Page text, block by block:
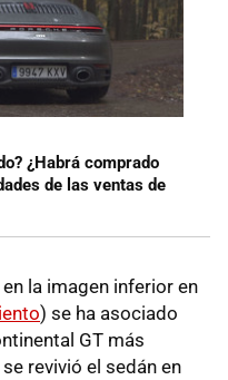
¿Habrá comprado
de las ventas de
la imagen inferior en
) se ha asociado
GT más
revivió el sedán en